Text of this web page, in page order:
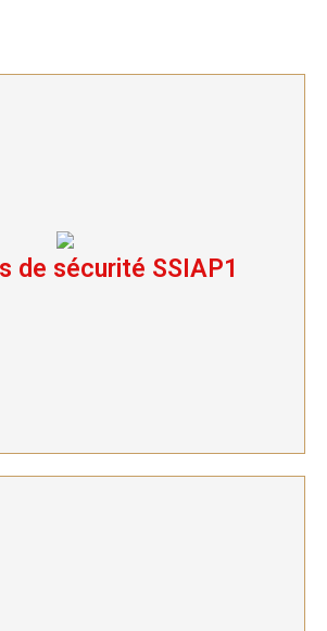
de sécurité SSIAP1
de sécurité SSIAP1